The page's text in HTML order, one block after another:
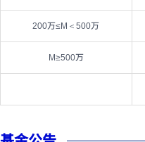
200万≤M＜500万
M≥500万